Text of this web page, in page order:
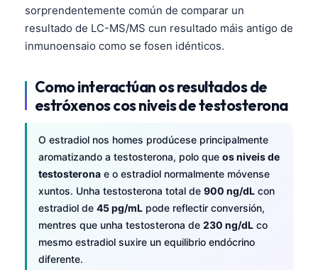
sorprendentemente común de comparar un
resultado de LC-MS/MS cun resultado máis antigo de
inmunoensaio como se fosen idénticos.
Como interactúan os resultados de
estróxenos cos niveis de testosterona
O estradiol nos homes prodúcese principalmente
aromatizando a testosterona, polo que os niveis de
testosterona e o estradiol normalmente móvense
xuntos. Unha testosterona total de 900 ng/dL con
estradiol de 45 pg/mL pode reflectir conversión,
mentres que unha testosterona de 230 ng/dL co
mesmo estradiol suxire un equilibrio endócrino
diferente.